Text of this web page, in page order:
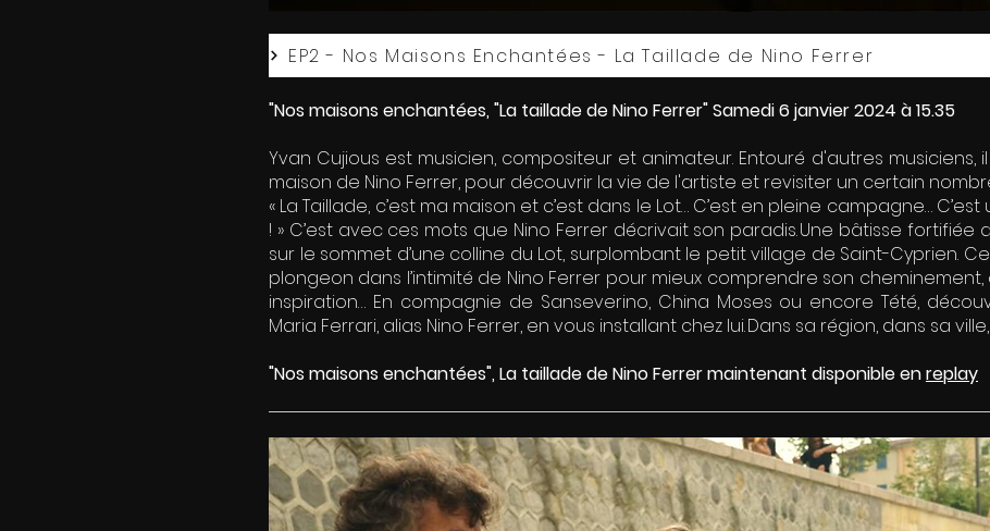
EP2 - Nos Maisons Enchantées - La Taillade de Nino Ferrer
"Nos maisons enchantées, "La taillade de Nino Ferrer" Samedi 6 janvier 2024 à 15.35
Yvan Cujious est musicien, compositeur et animateur. Entouré d'autres
maison de Nino Ferrer, pour découvrir la vie de l'artiste et revisiter un certain
« La Taillade, c’est ma maison et c’est dans le Lot… C’est en pleine campagne…
! » C’est avec ces mots que Nino Ferrer décrivait son paradis. Une bâtisse
sur le sommet d’une colline du Lot, surplombant le petit village de Saint-Cyprien.
plongeon dans l’intimité de Nino Ferrer pour mieux comprendre son
inspiration… En compagnie de Sanseverino, China Moses ou encore Tété,
Maria Ferrari, alias Nino Ferrer, en vous installant chez lui. Dans sa région, dans sa
"Nos maisons enchantées", La taillade de Nino Ferrer maintenant disponible enreplay